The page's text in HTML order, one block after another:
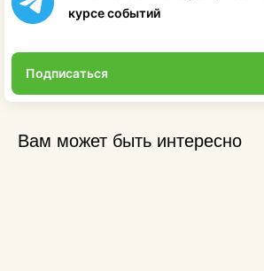
курсе событий
Подписаться
Вам может быть интересно